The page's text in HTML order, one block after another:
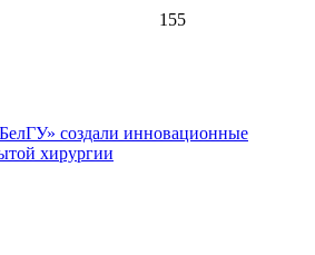
155
создали инновационные
хирургии